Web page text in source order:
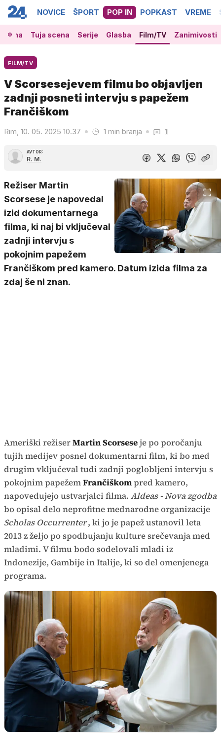
NOVICE ŠPORT POP IN POPKAST VREME
Tuja scena Serije Glasba Film/TV Zanimivosti
FILM/TV
V Scorsesejevem filmu bo objavljen
zadnji posneti intervju s papežem
Frančiškom
Rim, 10. 05. 2025 10.37 1 min branja 1
AVTOR:
R. M.
Režiser Martin
Scorsese je napovedal
izid dokumentarnega
filma, ki naj bi vključeval
zadnji intervju s
pokojnim papežem
Frančiškom pred kamero. Datum izida filma za
zdaj še ni znan.
Ameriški režiserMartin Scorseseje po poročanju
tujih medijev posnel dokumentarni film, ki bo med
drugim vključeval tudi zadnji poglobljeni intervju s
pokojnim papežemFrančiškompred kamero,
napovedujejo ustvarjalci filma. Aldeas - Nova zgodba
bo opisal delo neprofitne mednarodne organizacije
Scholas Occurrenter, ki jo je papež ustanovil leta
2013 z željo po spodbujanju kulture srečevanja med
mladimi. V filmu bodo sodelovali mladi iz
Indonezije, Gambije in Italije, ki so del omenjenega
programa.